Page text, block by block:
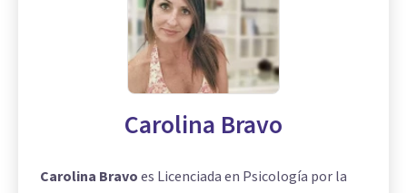
Carolina Bravo
Carolina Bravoes Licenciada en Psicología por la